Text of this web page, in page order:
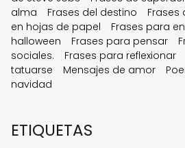
alma
Frases del destino Frases
en hojas de papel
Frases para
halloween
Frases para pensar
sociales.
Frases para reflexionar
tatuarse
Mensajes de amor
navidad
ETIQUETAS